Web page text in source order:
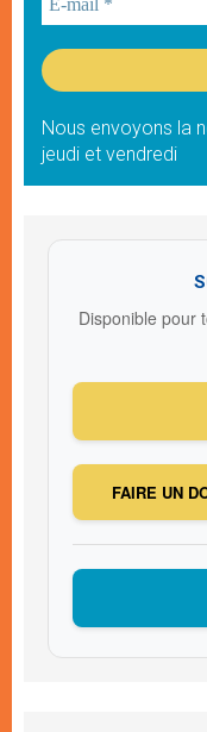
Nous envoyons la
jeudi et vendredi
Disponible pour
FAIRE UN